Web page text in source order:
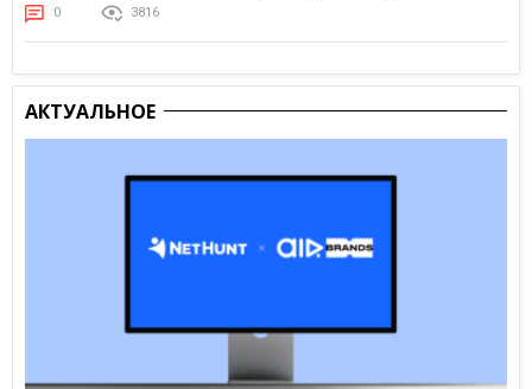
0 3816
АКТУАЛЬНОЕ